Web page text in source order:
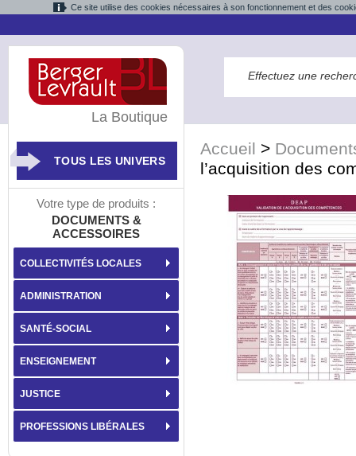
Ce site utilise des cookies nécessaires à son fonctionnement et des
Accueil >
l’acquisition des
La Boutique
TOUS LES UNIVERS
Votre type de produits :
DOCUMENTS &
ACCESSOIRES
COLLECTIVITÉS LOCALES
ADMINISTRATION
SANTÉ-SOCIAL
ENSEIGNEMENT
JUSTICE
PROFESSIONS LIBÉRALES